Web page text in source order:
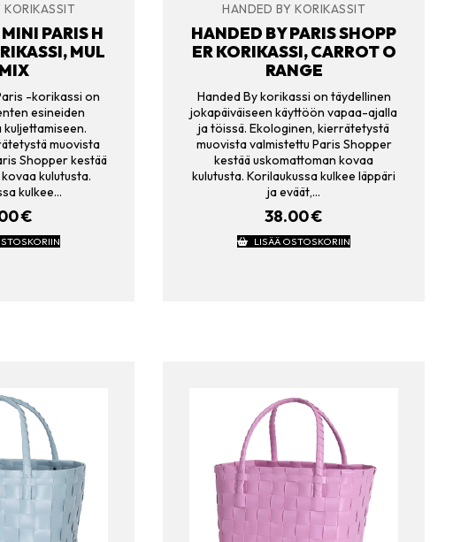
KORIKASSIT
PARIS H
MUL
-korikassi on
esineiden
muovista
Shopper kestää
kulutusta.
kulkee…
€
HANDED BY KORIKASSIT
HANDED BY PARIS SHOPP
ER KORIKASSI, CARROT O
RANGE
Handed By korikassi on täydellinen
jokapäiväiseen käyttöön vapaa-ajalla
ja töissä. Ekologinen, kierrätetystä
muovista valmistettu Paris Shopper
kestää uskomattoman kovaa
kulutusta. Korilaukussa kulkee läppäri
ja eväät,…
38.00€
LISÄÄ OSTOSKORIIN